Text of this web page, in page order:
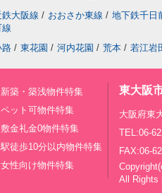
鉄大阪線 / おおさか東線 / 地下鉄千日
線
路 / 東花園 / 河内花園 / 荒本 / 若江岩
新築・築浅物件特集
ペット可物件特集
敷金礼金0物件特集
駅徒歩10分以内物件特集
女性向け物件特集
東大阪
大阪府東
TEL:06-
FAX:06-
All Rights